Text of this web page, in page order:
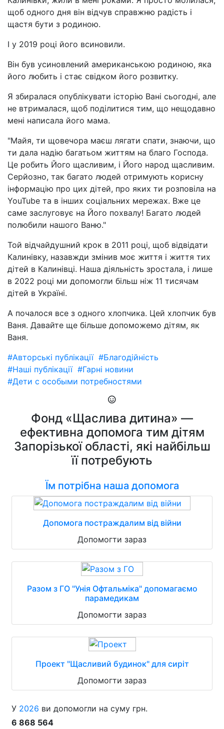
щоб одного дня він відчув справжню радість і
щастя бути з родиною.
І у 2019 році його всиновили.
Він був усиновлений американською родиною, яка
його любить і стає свідком його розвитку.
Я збиралася опублікувати історію Вані сьогодні, але
не втрималася, щоб поділитися тим, що нещодавно
мені написала його мама.
"Майя, ти щовечора маєш лягати спати, знаючи, що
ти дала надію багатьом життям на благо Господа.
Це робить Його щасливим, і Його народ щасливим.
Серйозно, так багато людей отримують корисну
інформацію про цих дітей, про яких ти розповіла на
YouTube та в інших соціальних мережах. Вже це
саме заслуговує на Його похвалу! Багато людей
полюбили нашого Ваню."
Той відчайдушний крок в 2011 році, щоб відвідати
Калинівку, назавжди змінив моє життя і життя тих
дітей в Калинівці. Наша діяльність зростала, і лише
в 2022 році ми допомогли більш ніж 11 тисячам
дітей в Україні.
А почалося все з одного хлопчика. Цей хлопчик був
Ваня. Давайте ще більше допоможемо дітям, як
Ваня.
#Авторські публікації #Благодійність
#Наші публікації #Гарні новини
#Дети с особыми потребностями
Фонд «Щаслива дитина» —
ефективна допомога тим дітям
Запорізької області, які найбільш
її потребують
Їм потрібна наша допомога
Допомога постраждалим від війни
Допомогти зараз
Разом з ГО "Унія Офтальміка" допомагаємо
парамедикам
Допомогти зараз
Проект "Щасливий будинок" для сиріт
Допомогти зараз
У 2026 ви допомогли на суму грн.
6 868 564